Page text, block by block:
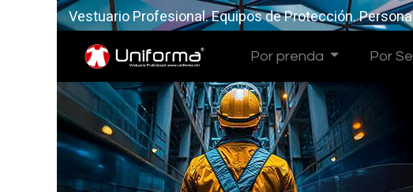
Vestuario Profesional. Equipos de Protección.
Por prenda Por